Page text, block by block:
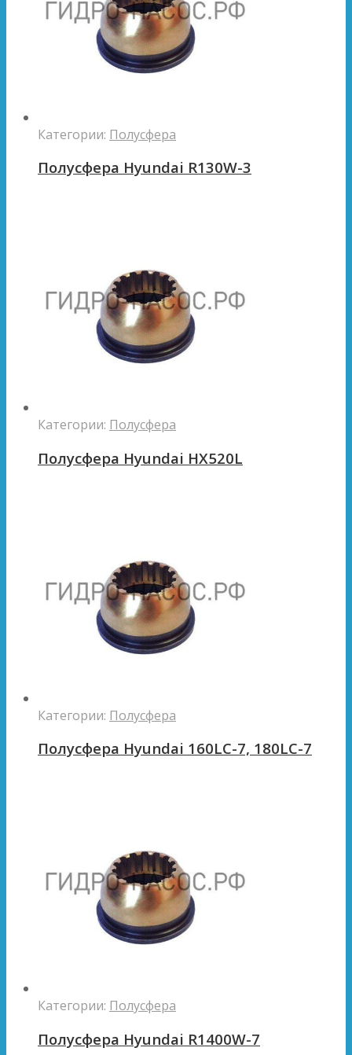
Категории: Полусфера
Полусфера Hyundai R130W-3
Категории: Полусфера
Полусфера Hyundai HX520L
Категории: Полусфера
Полусфера Hyundai 160LC-7, 180LC-7
Категории: Полусфера
Полусфера Hyundai R1400W-7